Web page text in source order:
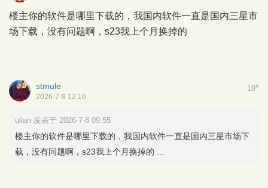
楼主你的软件是哪里下载的，我国内软件一直是国内三星市
场下载，没有问题啊，s23我上个月换掉的
18#
stmule
2026-7-8 12:16
ulian 发表于 2026-7-8 09:55
楼主你的软件是哪里下载的，我国内软件一直是国内三星市场下
载，没有问题啊，s23我上个月换掉的 ...